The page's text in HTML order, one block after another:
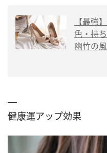
【最強
色・持
幽竹の
健康運アップ効果